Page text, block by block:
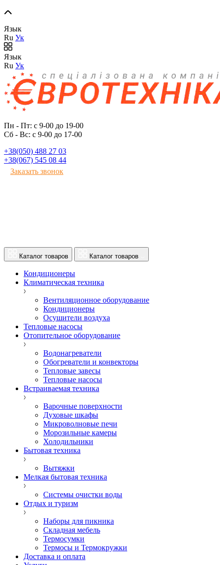
Язык
Ru Ук
Язык
Ru Ук
Пн - Пт: с 9-00 до 19-00
Сб - Вс: с 9-00 до 17-00
+38(050) 488 27 03
+38(067) 545 08 44
Заказать звонок
Каталог товаров Каталог товаров
Кондиционеры
Климатическая техника
Вентиляционное оборудование
Кондиционеры
Осушители воздуха
Тепловые насосы
Отопительное оборудование
Водонагреватели
Обогреватели и конвекторы
Тепловые завесы
Тепловые насосы
Встраиваемая техника
Варочные поверхности
Духовые шкафы
Микроволновые печи
Морозильные камеры
Холодильники
Бытовая техника
Вытяжки
Мелкая бытовая техника
Системы очистки воды
Отдых и туризм
Наборы для пикника
Складная мебель
Термосумки
Термосы и Термокружки
Доставка и оплата